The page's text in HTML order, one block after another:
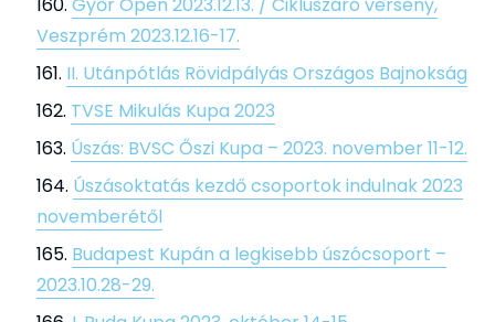
Veszprém 2023.12.16-17.
II. Utánpótlás Rövidpályás Országos Bajnokság
TVSE Mikulás Kupa 2023
Úszás: BVSC Őszi Kupa – 2023. november 11-12.
Úszásoktatás kezdő csoportok indulnak 2023
novemberétől
Budapest Kupán a legkisebb úszócsoport –
2023.10.28-29.